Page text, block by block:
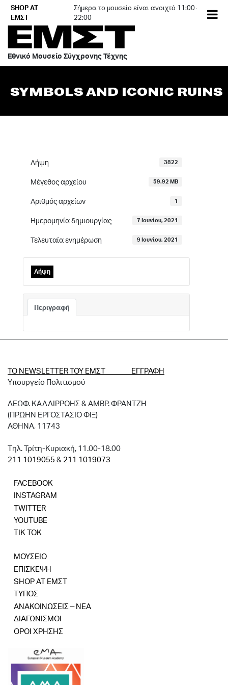
Skip
content
SHOP AT
ΕΜΣΤ
Σήμερα το μουσείο είναι ανοιχτό 11:00 -
22:00
Εθνικό Μουσείο Σύγχρονης Τέχνης
SYMBOLS AND ICONIC RUINS
Λήψη 3822
Μέγεθος αρχείου 59.92 MB
Αριθμός αρχείων 1
Ημερομηνία δημιουργίας 7 Ιουνίου, 2021
Τελευταία ενημέρωση 9 Ιουνίου, 2021
Λήψη
Περιγραφή
ΤΟ NEWSLETTER ΤΟΥ ΕΜΣΤ ΕΓΓΡΑΦΗ
Υπουργείο Πολιτισμού
ΛΕΩΦ. ΚΑΛΛΙΡΡΟΗΣ & ΑΜΒΡ. ΦΡΑΝΤΖΗ
(ΠΡΩΗΝ ΕΡΓΟΣΤΑΣΙΟ ΦΙΞ)
ΑΘΗΝΑ, 11743
Tηλ. Τρίτη-Κυριακή, 11.00-18.00
211 1019055 & 211 1019073
FACEBOOK
INSTAGRAM
TWITTER
YOUTUBE
TIK TOK
ΜΟΥΣΕΙΟ
ΕΠΙΣΚΕΨΗ
SHOP AT ΕΜΣΤ
ΤΥΠΟΣ
ΑΝΑΚΟΙΝΩΣΕΙΣ – ΝΕΑ
ΔΙΑΓΩΝΙΣΜΟΙ
ΟΡΟΙ ΧΡΗΣΗΣ